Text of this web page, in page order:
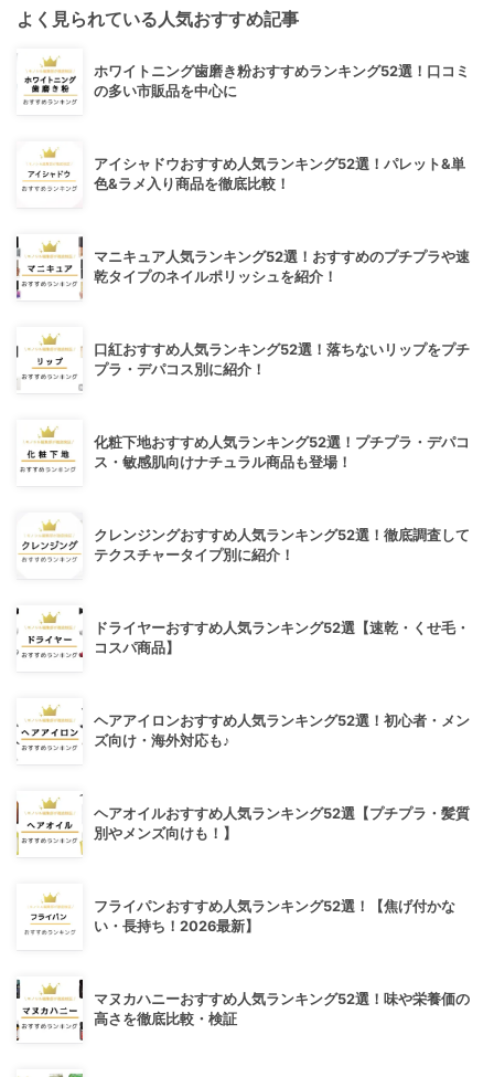
よく見られている人気おすすめ記事
ホワイトニング歯磨き粉おすすめランキング52選！口コミ
の多い市販品を中心に
アイシャドウおすすめ人気ランキング52選！パレット&単
色&ラメ入り商品を徹底比較！
マニキュア人気ランキング52選！おすすめのプチプラや速
乾タイプのネイルポリッシュを紹介！
口紅おすすめ人気ランキング52選！落ちないリップをプチ
プラ・デパコス別に紹介！
化粧下地おすすめ人気ランキング52選！プチプラ・デパコ
ス・敏感肌向けナチュラル商品も登場！
クレンジングおすすめ人気ランキング52選！徹底調査して
テクスチャータイプ別に紹介！
ドライヤーおすすめ人気ランキング52選【速乾・くせ毛・
コスパ商品】
ヘアアイロンおすすめ人気ランキング52選！初心者・メン
ズ向け・海外対応も♪
ヘアオイルおすすめ人気ランキング52選【プチプラ・髪質
別やメンズ向けも！】
フライパンおすすめ人気ランキング52選！【焦げ付かな
い・長持ち！2026最新】
マヌカハニーおすすめ人気ランキング52選！味や栄養価の
高さを徹底比較・検証